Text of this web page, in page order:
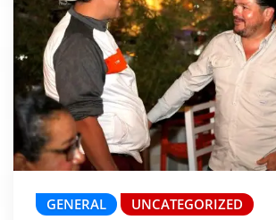
GENERAL UNCATEGORIZED